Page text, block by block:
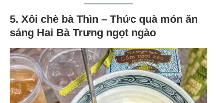
5. Xôi chè bà Thìn – Thức quà món ăn
sáng Hai Bà Trưng ngọt ngào